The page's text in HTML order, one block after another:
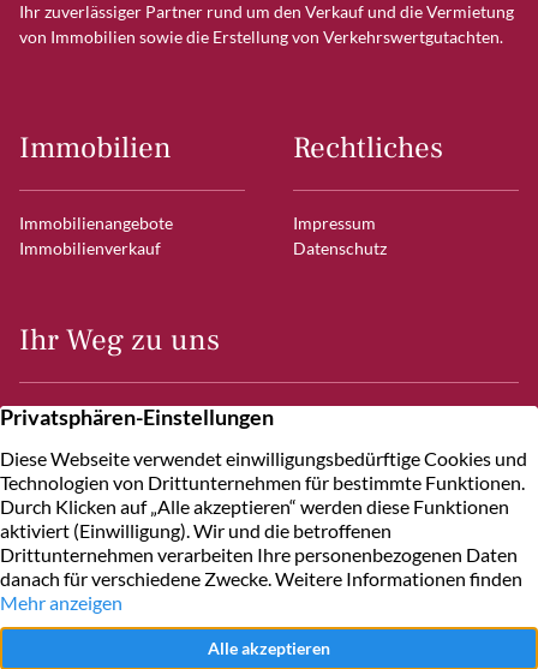
Ihr zuverlässiger Partner rund um den Verkauf und die Vermietung
von Immobilien sowie die Erstellung von Verkehrswertgutachten.
Immobilien
Immobilienangebote
Immobilienverkauf
Rechtliches
Impressum
Datenschutz
Ihr Weg zu uns
Frahmredder 7
Kontakt
+49 40 600
Schreiben Sie uns